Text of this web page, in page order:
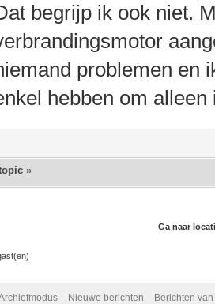
begrijp ik ook niet.
problemen en
hebben om
»
Ga naar
Nieuwe berichten Berichten